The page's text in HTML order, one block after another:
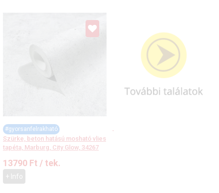
#gyorsanfelrakható
Szürke, beton hatású mosható vlies
tapéta, Marburg, City Glow, 34267
13790 Ft / tek.
+ Info